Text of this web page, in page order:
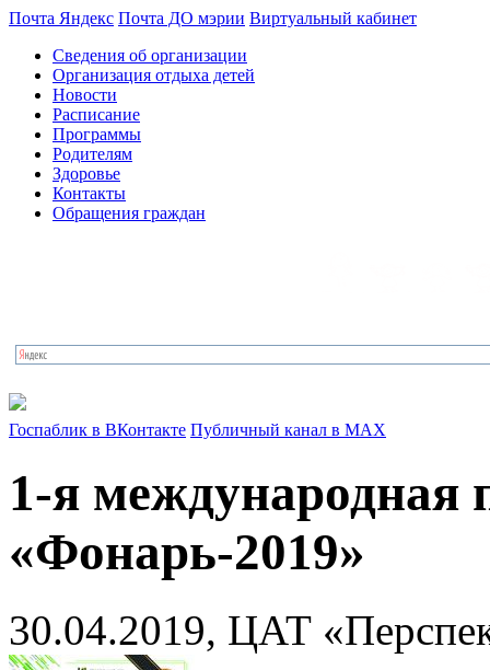
Почта Яндекс Почта ДО мэрии Виртуальный кабинет
Сведения об организации
Организация отдыха детей
Новости
Расписание
Программы
Родителям
Здоровье
Контакты
Обращения граждан
Госпаблик в ВКонтакте Публичный канал в MAX
1-я международная
«Фонарь-2019»
30.04.2019, ЦАТ